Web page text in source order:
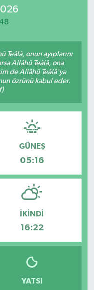
Teâlâ, onun ayıplarını
Allâhü Teâlâ, ona
de Allâhü Teâlâ'ya
özrünü kabul eder.
GÜNEŞ
05:16
İKINDI
16:22
YATSI